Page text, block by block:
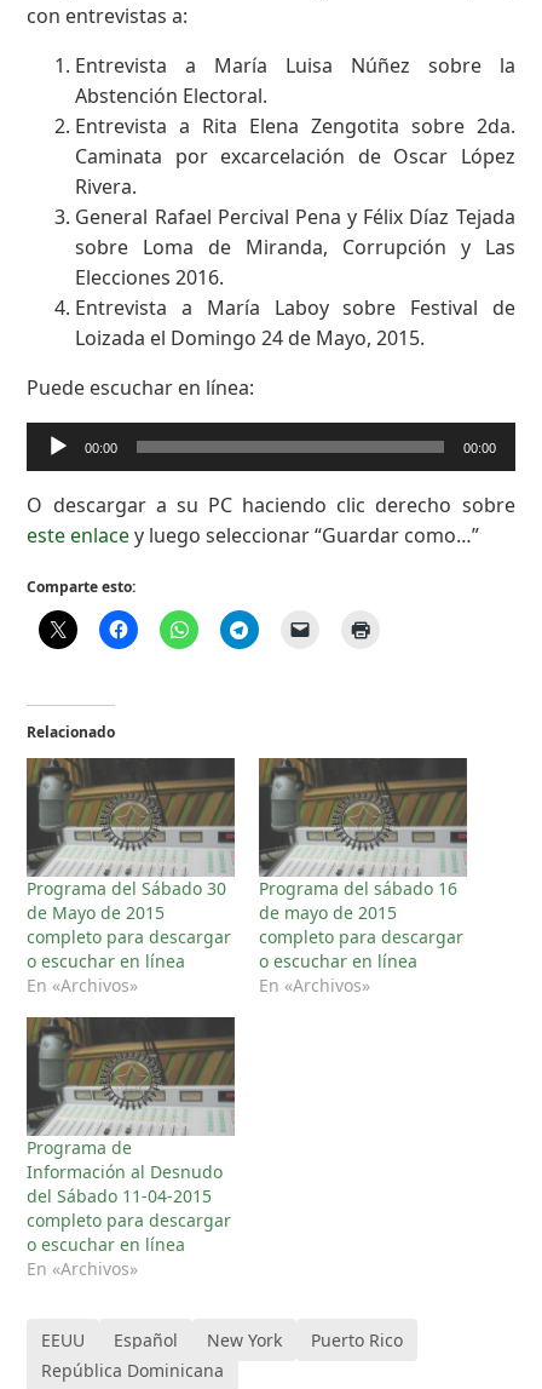
con entrevistas a:
Entrevista a María Luisa Núñez sobre la
Abstención Electoral.
Entrevista a Rita Elena Zengotita sobre 2da.
Caminata por excarcelación de Oscar López
Rivera.
General Rafael Percival Pena y Félix Díaz Tejada
sobre Loma de Miranda, Corrupción y Las
Elecciones 2016.
Entrevista a María Laboy sobre Festival de
Loizada el Domingo 24 de Mayo, 2015.
Puede escuchar en línea:
Reproductor
de
audio
00:00 00:00
O descargar a su PC haciendo clic derecho sobre
este enlacey luego seleccionar “Guardar como…”
Comparte esto:
Relacionado
Programa del Sábado 30
de Mayo de 2015
completo para descargar
o escuchar en línea
En «Archivos»
Programa del sábado 16
de mayo de 2015
completo para descargar
o escuchar en línea
En «Archivos»
Programa de
Información al Desnudo
del Sábado 11-04-2015
completo para descargar
o escuchar en línea
En «Archivos»
EEUU Español New York
Puerto Rico
República Dominicana